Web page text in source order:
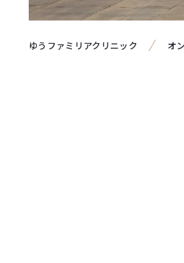
ゆうファミリアクリニック オ